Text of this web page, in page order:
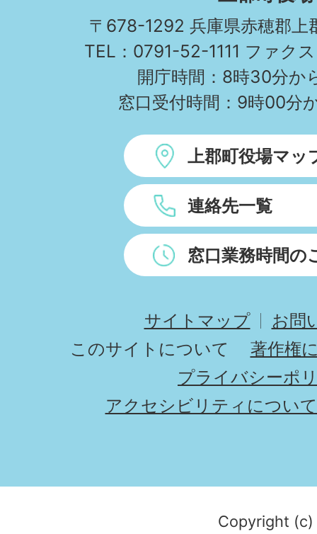
TOWN
〒678-1292 兵庫県赤穂郡上
TEL：0791-52-1111 ファク
開庁時間：8時30分か
窓口受付時間：9時00分
上郡町役場マッ
連絡先一覧
窓口業務時間の
サイトマップ
お問
このサイトについて
著作権
プライバシーポ
アクセシビリティについて
Copyright (c)